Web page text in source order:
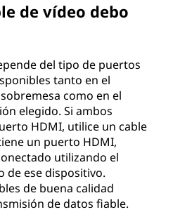
de vídeo debo
del tipo de puertos
tanto en el
como en el
elegido. Si ambos
HDMI, utilice un cable
un puerto HDMI,
utilizando el
de ese dispositivo.
de buena calidad
de datos fiable.